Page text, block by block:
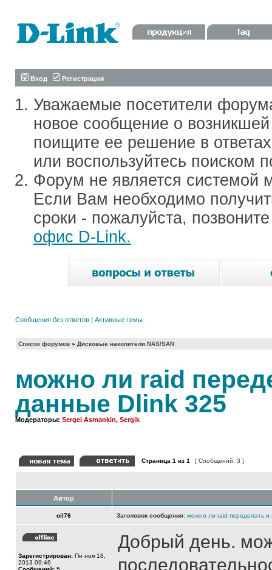
Вход Регистрация
Уважаемые посетители
новое сообщение о
поищите ее решение в
или воспользуйтесь поиском
Форум не является системой
Если Вам необходимо
сроки - пожалуйста,
офис D-Link.
Сообщения без ответов | Активные темы
Список форумов » Дисковые накопители NAS/SAN
можно ли raid
данные Dlink 325
Модераторы: Sergei Asmankin, Sergik
Страница 1 из 1 [ Сообщений: 3 ]
Автор
oil76 Заголовок сообщения: можно ли raid переделать и
Зарегистрирован: Пн ноя 18,
2013 09:46
Добрый день.